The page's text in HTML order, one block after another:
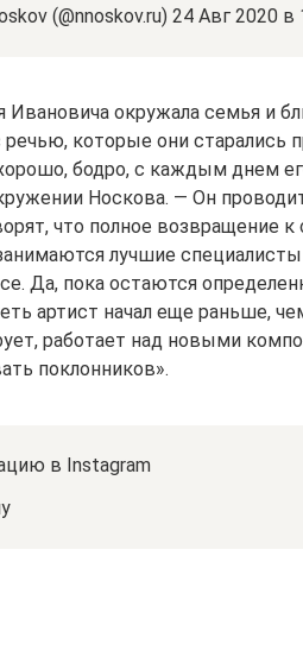
(@nnoskov.ru) 24 Авг 2020 в
Ивановича окружала семья и
которые они старались
бодро, с каждым днем
Носкова. — Он
что полное возвращение
лучшие
Да, пока остаются
артист начал еще раньше,
работает над новыми
поклонников».
в Instagram